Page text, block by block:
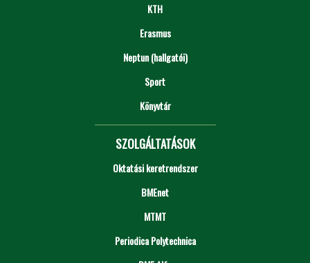
KTH
Erasmus
Neptun (hallgatói)
Sport
Könyvtár
SZOLGÁLTATÁSOK
Oktatási keretrendszer
BMEnet
MTMT
Periodica Polytechnica